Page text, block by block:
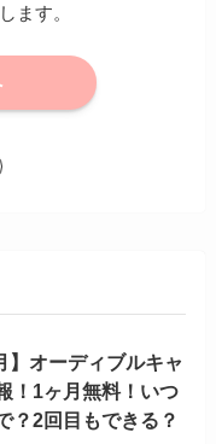
ます。
】オーディブルキャ
！1ヶ月無料！いつ
？2回目もできる？